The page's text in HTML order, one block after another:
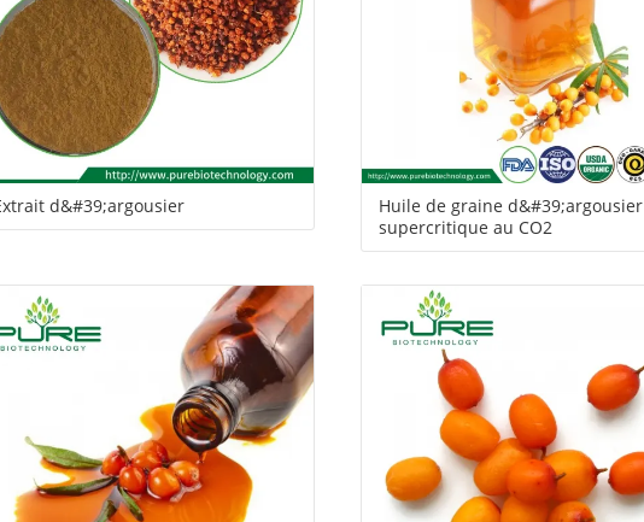
d&#39;argousier
Huile de graine d&#39;argousier
supercritique au CO2